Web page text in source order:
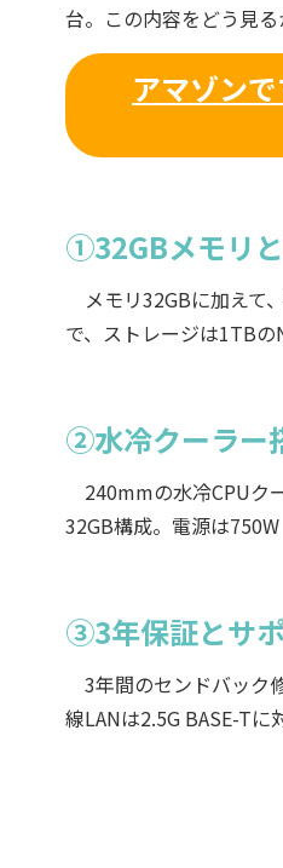
台。この内容をどう見る
アマゾン
①32GBメモリ
メモリ32GBに加えて
で、ストレージは1TBの
②水冷クーラー
240mmの水冷CPUク
32GB構成。電源は
③3年保証とサ
3年間のセンドバック
線LANは2.5G BASE-Tに